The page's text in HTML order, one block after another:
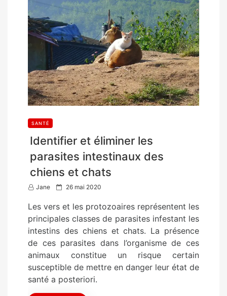
SANTÉ
Identifier et éliminer les
parasites intestinaux des
chiens et chats
Jane
P
s
t
d
n
26 mai 2020
Les vers et les protozoaires représentent les
principales classes de parasites infestant les
intestins des chiens et chats. La présence
de ces parasites dans l’organisme de ces
animaux constitue un risque certain
susceptible de mettre en danger leur état de
santé a posteriori.